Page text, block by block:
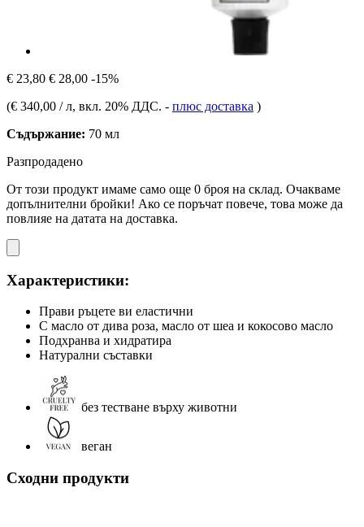
€ 23,80 € 28,00 -15%
(€ 340,00 / л, вкл. 20% ДДС. - плюс доставка )
Съдържание: 70 мл
Разпродадено
От този продукт имаме само още 0 броя на склад. Очакваме
допълнителни бройки! Ако се поръчат повече, това може да
повлияе на датата на доставка.
Характеристики:
Прави ръцете ви еластични
С масло от дива роза, масло от шеа и кокосово масло
Подхранва и хидратира
Натурални съставки
без тестване върху животни
веган
Сходни продукти